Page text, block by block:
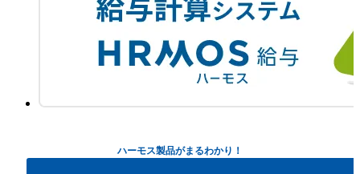
ハーモス製品がまるわかり！